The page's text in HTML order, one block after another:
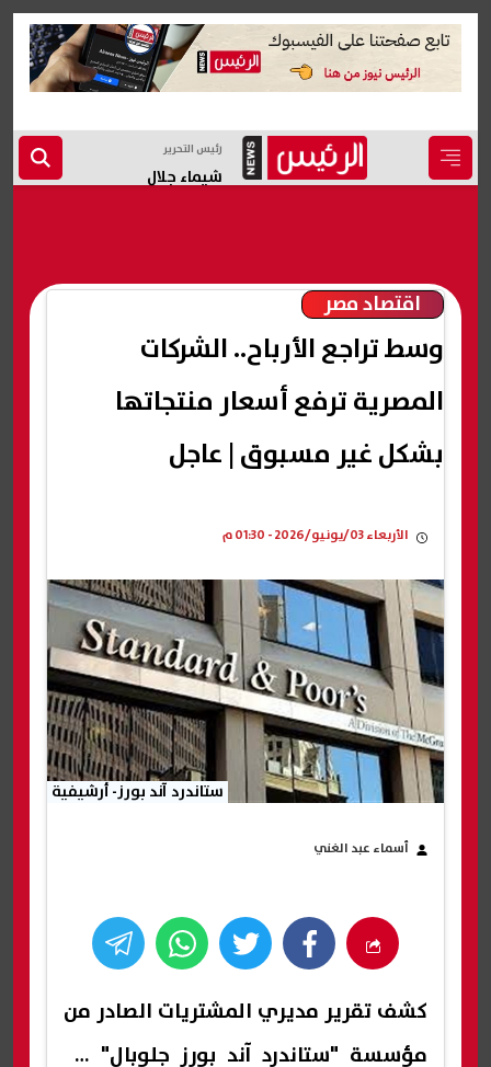
رئيس التحرير
شيماء جلال
اقتصاد مصر
وسط تراجع الأرباح.. الشركات
المصرية ترفع أسعار منتجاتها
بشكل غير مسبوق | عاجل
الأربعاء 03/يونيو/2026 - 01:30 م
ستاندرد آند بورز- أرشيفية
أسماء عبد الغني
كشف تقرير مديري المشتريات الصادر من
مؤسسة "ستاندرد آند بورز جلوبال" عن